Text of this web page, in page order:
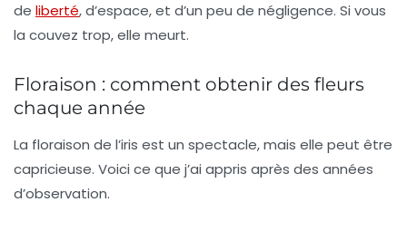
de liberté, d’espace, et d’un peu de négligence. Si vous
la couvez trop, elle meurt.
Floraison : comment obtenir des fleurs
chaque année
La floraison de l’iris est un spectacle, mais elle peut être
capricieuse. Voici ce que j’ai appris après des années
d’observation.